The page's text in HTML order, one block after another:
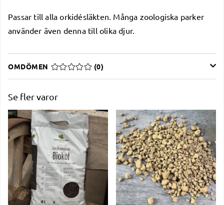
Passar till alla orkidésläkten. Många zoologiska parker
använder även denna till olika djur.
OMDÖMEN MEDELBETYG 0 AV 5 ANTAL BETYG 0
(0)
Se fler varor